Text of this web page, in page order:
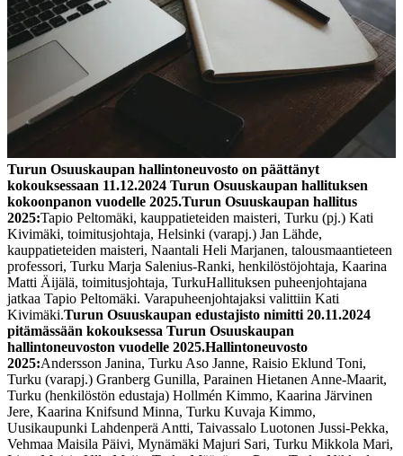
Turun Osuuskaupan hallintoneuvosto on päättänyt
kokouksessaan 11.12.2024 Turun Osuuskaupan hallituksen
kokoonpanon vuodelle 2025.Turun Osuuskaupan hallitus
2025:Tapio Peltomäki, kauppatieteiden maisteri, Turku (pj.) Kati
Kivimäki, toimitusjohtaja, Helsinki (varapj.) Jan Lähde,
kauppatieteiden maisteri, Naantali Heli Marjanen, talousmaantieteen
professori, Turku Marja Salenius-Ranki, henkilöstöjohtaja, Kaarina
Matti Äijälä, toimitusjohtaja, TurkuHallituksen puheenjohtajana
jatkaa Tapio Peltomäki. Varapuheenjohtajaksi valittiin Kati
Kivimäki.Turun Osuuskaupan edustajisto nimitti 20.11.2024
pitämässään kokouksessa Turun Osuuskaupan
hallintoneuvoston vuodelle 2025.Hallintoneuvosto
2025:Andersson Janina, TurkuAso Janne, Raisio Eklund Toni,
Turku (varapj.) Granberg Gunilla, Parainen Hietanen Anne-Maarit,
Turku (henkilöstön edustaja) Hollmén Kimmo, Kaarina Järvinen
Jere, Kaarina Knifsund Minna, Turku Kuvaja Kimmo,
Uusikaupunki Lahdenperä Antti, Taivassalo Luotonen Jussi-Pekka,
Vehmaa Maisila Päivi, Mynämäki Majuri Sari, Turku Mikkola Mari,